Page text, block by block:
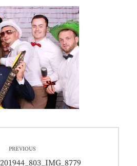
PREVIOUS